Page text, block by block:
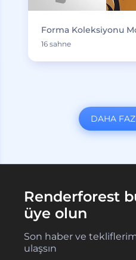
Forma Koleksiyonu
16 sahne
DAHA
Renderforest
üye olun
Son haber ve
ulaşsın